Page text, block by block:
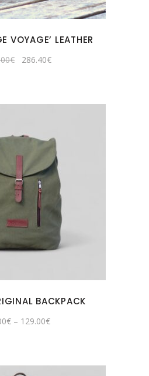
VOYAGE’ LEATHER
€ Original
286.40€Current
BACKPACK
€ – 129.00€